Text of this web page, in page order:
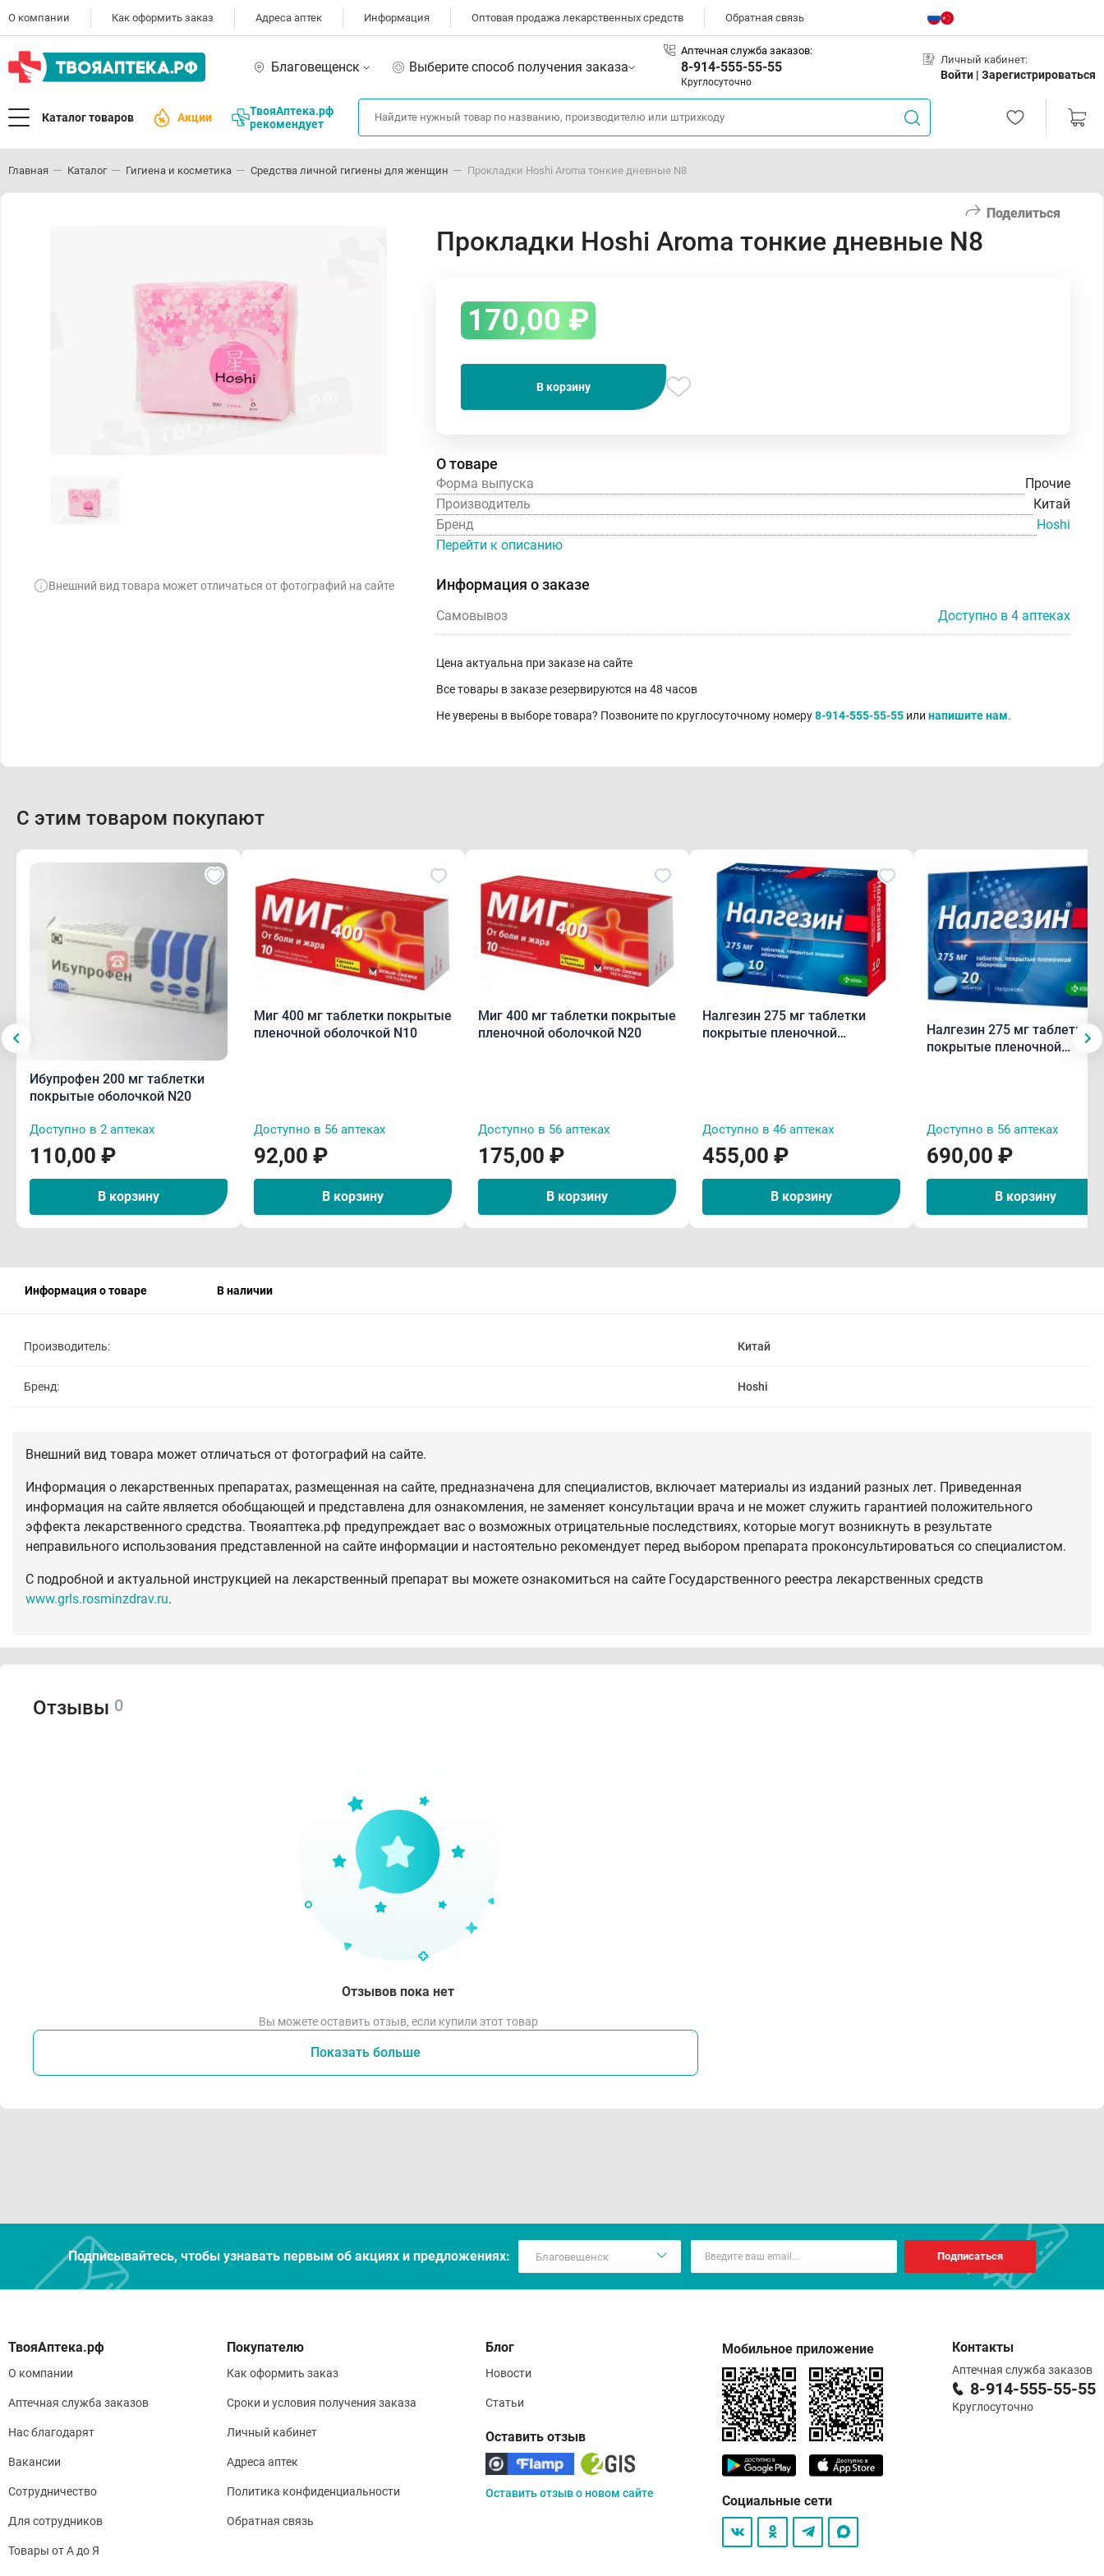
О компании Как оформить заказ Адреса аптек Информация Оптовая продажа лекарственных средств Обратная связь
Благовещенск Выберите способ получения заказа
Аптечная служба заказов:
8-914-555-55-55
Круглосуточно
Личный кабинет:
Войти | Зарегистрироваться
Каталог товаров Акции
ТвояАптека.рф
рекомендует
Главная Каталог Гигиена и косметика Средства личной гигиены для женщин Прокладки Hoshi Aroma тонкие дневные N8
Поделиться
Внешний вид товара может отличаться от фотографий на сайте
Прокладки Hoshi Aroma тонкие дневные N8
170,00 ₽
В корзину
О товаре
Форма выпуска
Прочие
Производитель
Китай
Бренд
Hoshi
Перейти к описанию
Информация о заказе
Самовывоз Доступно в 4 аптеках
Цена актуальна при заказе на сайте
Все товары в заказе резервируются на 48 часов
Не уверены в выборе товара? Позвоните по круглосуточному номеру8-914-555-55-55 или напишите нам.
С этим товаром покупают
Ибупрофен 200 мг таблетки
покрытые оболочкой N20
Доступно в 2 аптеках
110,00 ₽
В корзину
Миг 400 мг таблетки покрытые
пленочной оболочкой N10
Доступно в 56 аптеках
92,00 ₽
В корзину
Миг 400 мг таблетки покрытые
пленочной оболочкой N20
Доступно в 56 аптеках
175,00 ₽
В корзину
Налгезин 275 мг таблетки
покрытые пленочной
Доступно в 46 аптеках
455,00 ₽
В корзину
Налгезин 275 мг таблетки
покрытые пленочной
Доступно в 56 аптеках
690,00 ₽
В корзину
Информация о товаре В наличии
Производитель: Китай
Бренд: Hoshi
Внешний вид товара может отличаться от фотографий на сайте.
Информация о лекарственных препаратах, размещенная на сайте, предназначена для специалистов, включает материалы из изданий разных лет. Приведенная
информация на сайте является обобщающей и представлена для ознакомления, не заменяет консультации врача и не может служить гарантией положительного
эффекта лекарственного средства. Твояаптека.рф предупреждает вас о возможных отрицательные последствиях, которые могут возникнуть в результате
неправильного использования представленной на сайте информации и настоятельно рекомендует перед выбором препарата проконсультироваться со специалистом.
С подробной и актуальной инструкцией на лекарственный препарат вы можете ознакомиться на сайте Государственного реестра лекарственных средств
www.grls.rosminzdrav.ru.
Отзывы 0
Отзывов пока нет
Вы можете оставить отзыв, если купили этот товар
Показать больше
Подписывайтесь, чтобы узнавать первым об акцияx и предложениях: Подписаться
О компании
Аптечная служба заказов
Нас благодарят
Вакансии
Сотрудничество
Для сотрудников
Товары от А до Я
Покупателю
Как оформить заказ
Сроки и условия получения заказа
Личный кабинет
Адреса аптек
Политика конфиденциальности
Обратная связь
Блог
Новости
Статьи
Оставить отзыв
Оставить отзыв о новом сайте
Мобильное приложение
Социальные сети
Контакты
Аптечная служба заказов
8-914-555-55-55
Круглосуточно